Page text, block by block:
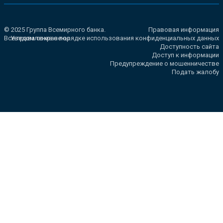
© 2025 Группа Всемирного банка.
Все права сохранены.
Правовая информация
Уведомление о порядке использования конфиденциальных данных
Доступность сайта
Доступ к информации
Предупреждение о мошенничестве
Подать жалобу